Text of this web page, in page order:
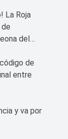
La Roja
del
de
entre
y va por